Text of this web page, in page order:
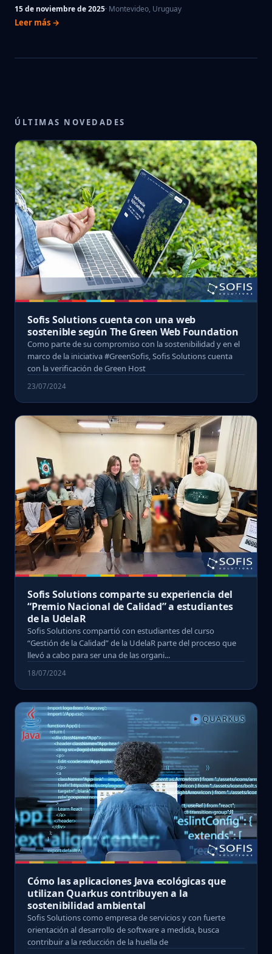
15 de noviembre de 2025· Montevideo, Uruguay
Leer más →
ÚLTIMAS NOVEDADES
Sofis Solutions cuenta con una web
sostenible según The Green Web Foundation
Como parte de su compromiso con la sostenibilidad y en el
marco de la iniciativa #GreenSofis, Sofis Solutions cuenta
con la verificación de Green Host
23/07/2024
Sofis Solutions comparte su experiencia del
“Premio Nacional de Calidad” a estudiantes
de la UdelaR
Sofis Solutions compartió con estudiantes del curso
“Gestión de la Calidad” de la UdelaR parte del proceso que
llevó a cabo para ser una de las organi...
18/07/2024
Cómo las aplicaciones Java ecológicas que
utilizan Quarkus contribuyen a la
sostenibilidad ambiental
Sofis Solutions como empresa de servicios y con fuerte
orientación al desarrollo de software a medida, busca
contribuir a la reducción de la huella de